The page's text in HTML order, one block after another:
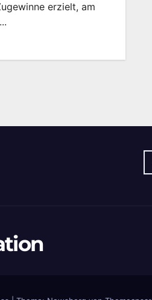
erzielt, am